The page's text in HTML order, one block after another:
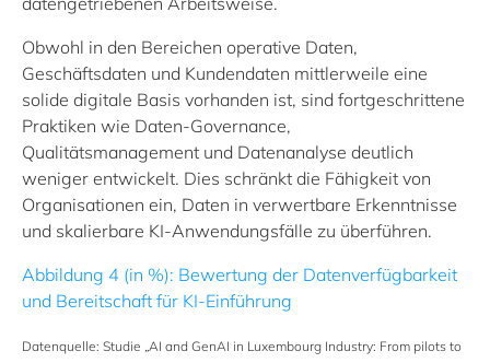
Obwohl in den Bereichen operative Daten,
Geschäftsdaten und Kundendaten mittlerweile eine
solide digitale Basis vorhanden ist, sind fortgeschrittene
Praktiken wie Daten‑Governance,
Qualitätsmanagement und Datenanalyse deutlich
weniger entwickelt. Dies schränkt die Fähigkeit von
Organisationen ein, Daten in verwertbare Erkenntnisse
und skalierbare KI‑Anwendungsfälle zu überführen.
Abbildung 4 (in %): Bewertung der Datenverfügbarkeit
und Bereitschaft für KI-Einführung
Datenquelle: Studie „AI and GenAI in Luxembourg Industry: From pilots to